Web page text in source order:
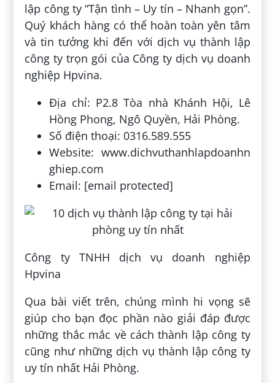
lập công ty “Tận tình – Uy tín – Nhanh gọn”.
Quý khách hàng có thể hoàn toàn yên tâm
và tin tưởng khi đến với dịch vụ thành lập
công ty trọn gói của Công ty dịch vụ doanh
nghiệp Hpvina.
Địa chỉ: P2.8 Tòa nhà Khánh Hội, Lê
Hồng Phong, Ngô Quyền, Hải Phòng.
Số điện thoại: 0316.589.555
Website: www.dichvuthanhlapdoanhn
ghiep.com
Email: [email protected]
Công ty TNHH dịch vụ doanh nghiệp
Hpvina
Qua bài viết trên, chúng mình hi vọng sẽ
giúp cho bạn đọc phần nào giải đáp được
những thắc mắc về cách thành lập công ty
cũng như những dịch vụ thành lập công ty
uy tín nhất Hải Phòng.